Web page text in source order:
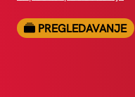
PREGLEDAVANJE